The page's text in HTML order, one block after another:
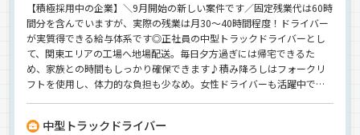
【積極採用中の企業】＼9月開始の新しい案件です／固定残業代は60時
間分を含んでいますが、実際の残業は月30～40時間程度！ドライバー
が実質得できる給与体系です◎正社員の中型トラックドライバーとし
て、関東エリアの工場へ地場配送。毎日夕方過ぎには帰宅できるた
め、家族との時間もしっかり確保できます♪積み降ろしはフォークリ
フトを使用し、体力的な負担も少なめ。女性ドライバーも活躍中で
中型トラックドライバー